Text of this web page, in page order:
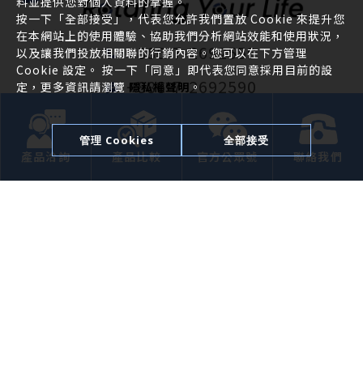
+886-7-2692559
+886-7-2692590
pm@x-fan.com
80247 臺灣高雄市苓雅區新光路 38 號 39
樓
產品洽詢 產品比較 官方公眾號 聯絡我們
按一下「全部接受」，代表您允許我們置放 Cookie 來提升您
在本網站上的使用體驗、協助我們分析網站效能和使用狀況，
以及讓我們投放相關聯的行銷內容。您可以在下方管理
Cookie 設定。 按一下「同意」即代表您同意採用目前的設
定，更多資訊請瀏覽隱私權聲明。
管理 Cookies 全部接受